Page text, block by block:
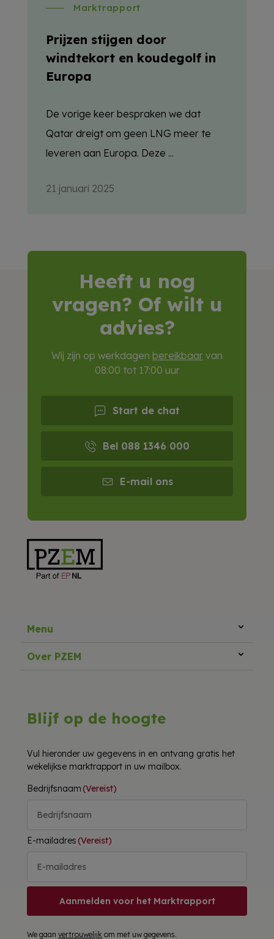
Marktrapport
Prijzen stijgen door
windtekort en koudegolf in
Europa
De vorige keer bespraken we dat
Qatar dreigt om geen LNG meer te
leveren aan Europa. Deze ...
21 januari 2025
Heeft u nog
vragen? Of wilt u
advies?
Wij zijn op werkdagen bereikbaar van
08:00 tot 17:00 uur
Start de chat
Bel 088 1346 000
E-mail ons
Menu
Over PZEM
Blijf op de hoogte
Vul hieronder uw gegevens in en ontvang gratis het
wekelijkse marktrapport in uw mailbox.
Bedrijfsnaam(Vereist)
E-mailadres(Vereist)
Aanmelden voor het Marktrapport
We gaanvertrouwelijk om met uw gegevens.